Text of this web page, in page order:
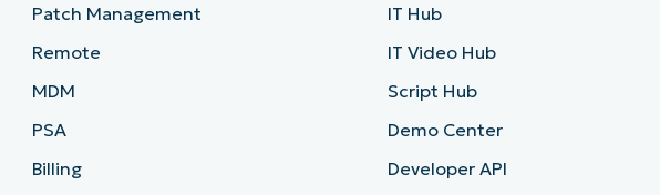
Patch Management
Remote
MDM
PSA
Billing
IT Hub
IT Video Hub
Script Hub
Demo Center
Developer API